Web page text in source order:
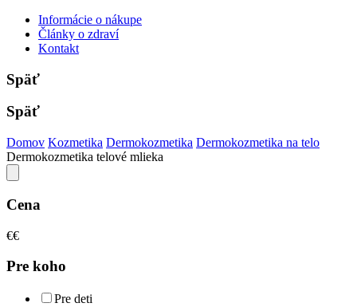
Informácie o nákupe
Články o zdraví
Kontakt
Späť
Späť
Domov Kozmetika Dermokozmetika Dermokozmetika na telo
Dermokozmetika telové mlieka
Cena
€€
Pre koho
Pre deti